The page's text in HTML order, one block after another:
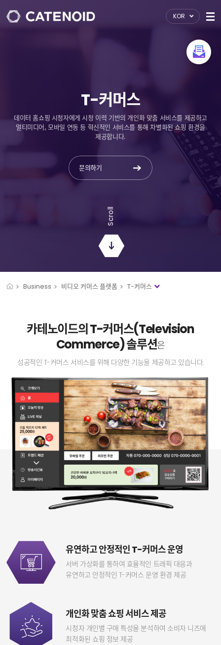
KOR
T-커머스
데이터 홈쇼핑 시청자에게 시청 이력 기반의 개인화 맞춤 서비스를 제공하고
멀티미디어, 모바일 연동 등 혁신적인 서비스를 통해 차별화된 쇼핑 환경을
제공합니다.
문의하기
Scroll
Business 비디오 커머스 플랫폼 T-커머스
카테노이드의 T-커머스(Television
Commerce) 솔루션은
성공적인 T-커머스 서비스를 위해 다양한 기능을 제공하고 있습니다.
유연하고 안정적인 T-커머스 운영
서버 가상화를 통하여 효율적인 트래픽 대응과
유연하고 안정적인 T-커머스 운영 환경 제공
개인화 맞춤 쇼핑 서비스 제공
시청자 개인별 구매 특성을 분석하여 소비자 니즈에
최적화된 쇼핑 정보 제공